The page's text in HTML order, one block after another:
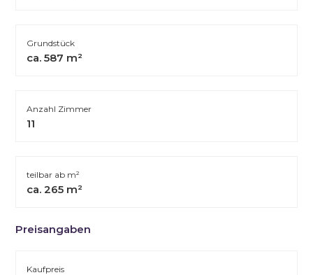
Grundstück
ca. 587 m²
Anzahl Zimmer
11
teilbar ab m²
ca. 265 m²
Preisangaben
Kaufpreis